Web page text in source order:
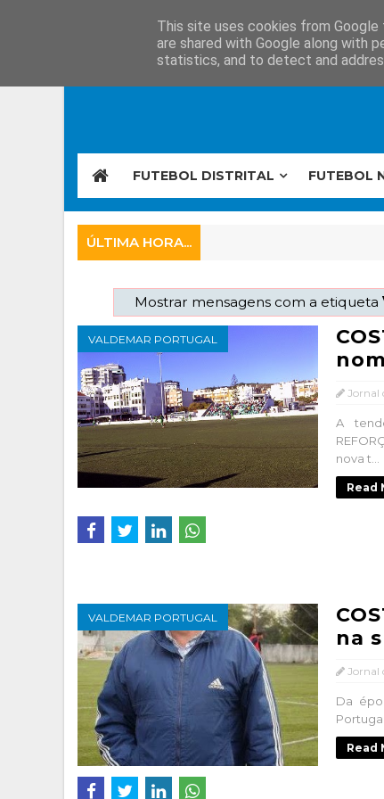
FUTEBOL DISTRITAL FUTEBOL
ÚLTIMA HORA...
Mostrar mensagens com a etiqueta
VALDEMAR PORTUGAL
Jornal
A
nova t...
Read
VALDEMAR PORTUGAL
na
Jornal
Da
Read
This site uses cookies from
are shared with Google along with
statistics, and to detect and